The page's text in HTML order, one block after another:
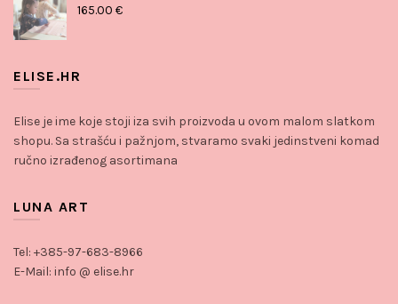
165.00 €
ELISE.HR
Elise je ime koje stoji iza svih proizvoda u ovom malom slatkom
shopu. Sa strašću i pažnjom, stvaramo svaki jedinstveni komad
ručno izrađenog asortimana
LUNA ART
Tel: +385-97-683-8966
E-Mail: info @ elise.hr